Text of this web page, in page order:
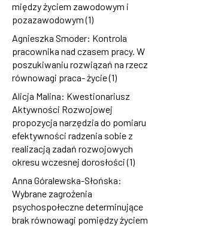
między życiem zawodowym i
pozazawodowym (1)
Agnieszka Smoder: Kontrola
pracownika nad czasem pracy. W
poszukiwaniu rozwiązań na rzecz
równowagi praca- życie (1)
Alicja Malina: Kwestionariusz
Aktywności Rozwojowej
propozycja narzędzia do pomiaru
efektywności radzenia sobie z
realizacją zadań rozwojowych
okresu wczesnej dorosłości (1)
Anna Góralewska-Słońska:
Wybrane zagrożenia
psychospołeczne determinujące
brak równowagi pomiędzy życiem